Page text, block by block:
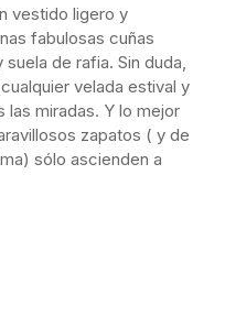
vestido ligero y
fabulosas cuñas
de rafia. Sin duda,
velada estival y
miradas. Y lo mejor
zapatos ( y de
sólo ascienden a